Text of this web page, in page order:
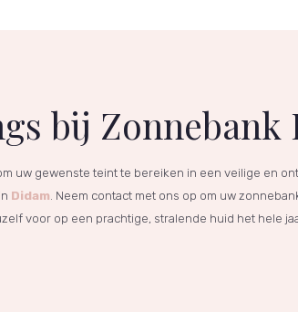
bij Zonnebank
uw gewenste teint te bereiken in een veilige en
Didam . Neem contact met ons op om uw
voor op een prachtige, stralende huid het hele